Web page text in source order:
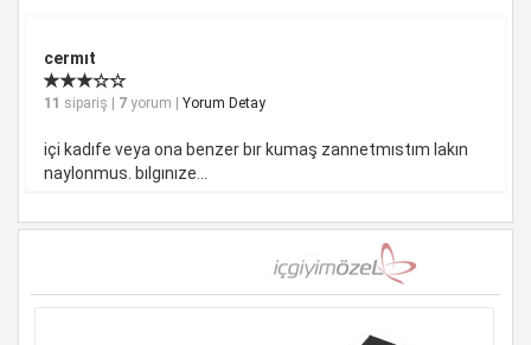
cermıt
11 sipariş | 7 yorum | Yorum Detay
içi kadıfe veya ona benzer bır kumaş zannetmıstım lakın
naylonmus. bılgınıze...